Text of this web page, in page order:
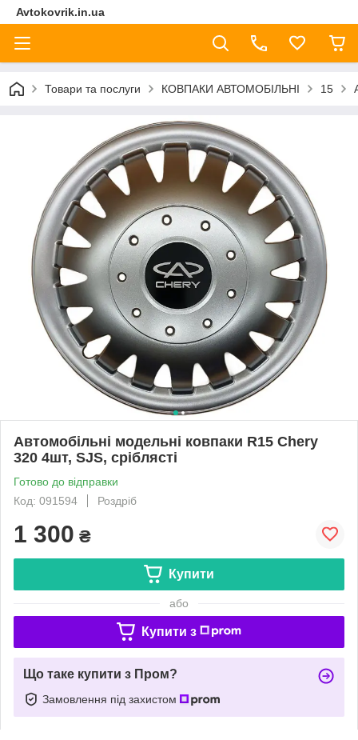
Avtokovrik.in.ua
Товари та послуги КОВПАКИ АВТОМОБІЛЬНІ 15
Автомобільні модельні ковпаки R15 Chery
320 4шт, SJS, сріблясті
Готово до відправки
Код: 091594
Роздріб
1 300 ₴
Купити
або
Купити з
Що таке купити з Пром?
Замовлення під захистом